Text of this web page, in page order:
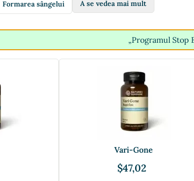
Formarea sângelui A se vedea mai mult
„Programul Stop
Vari-Gone
$47,02